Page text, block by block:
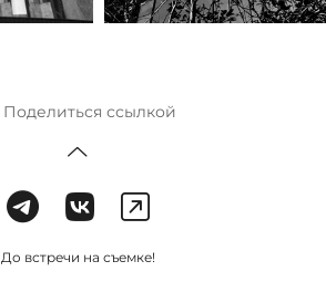
Поделиться ссылкой
До встречи на съемке!